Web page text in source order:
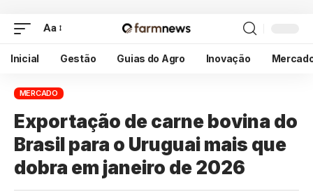
Aa
Inicial Gestão Guias do Agro Inovação
MERCADO
Exportação de carne bovina do
Brasil para o Uruguai mais que
dobra em janeiro de 2026